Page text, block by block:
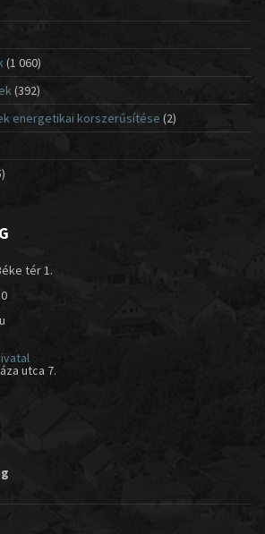
(1 060)
(392)
energetikai korszerűsítése (2)
tér 1.
utca 7.